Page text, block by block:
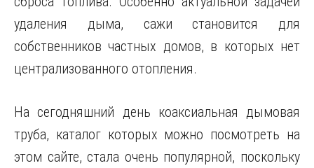
удаления дыма, сажи становится для
собственников частных домов, в которых нет
централизованного отопления.
На сегодняшний день коаксиальная дымовая
труба, каталог которых можно посмотреть на
этом сайте, стала очень популярной, поскольку